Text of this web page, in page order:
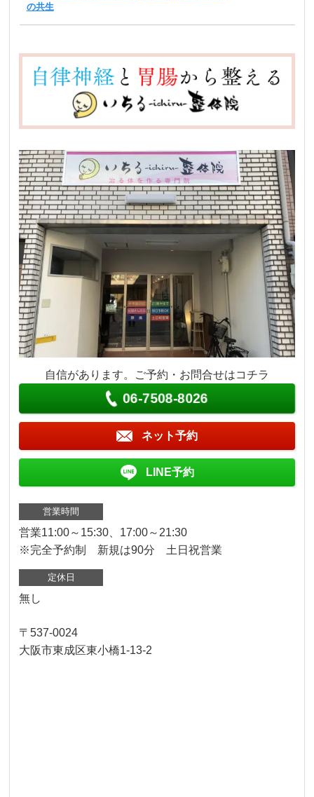
の共生
自信があります。ご予約・お問合せはコチラ
06-7508-8026
ネット予約
LINE予約
営業時間
営業11:00～15:30、17:00～21:30
※完全予約制 新規は90分 土日祝営業
定休日
無し
〒537-0024
大阪市東成区東小橋1-13-2